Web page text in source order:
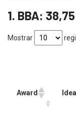
1. BBA: 38,75
Mostrar
Award Idea